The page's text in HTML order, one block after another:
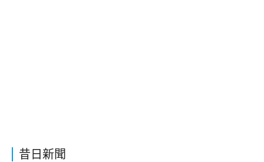
昔日新聞